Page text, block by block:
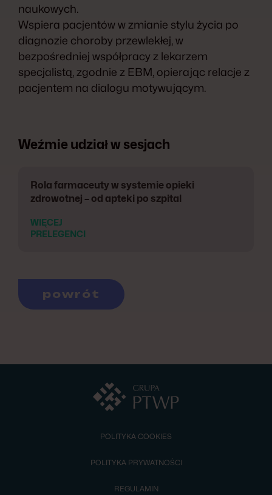
naukowych.
Wspiera pacjentów w zmianie stylu życia po
diagnozie choroby przewlekłej, w
bezpośredniej współpracy z lekarzem
specjalistą, zgodnie z EBM, opierając relacje z
pacjentem na dialogu motywującym.
Weźmie udział w sesjach
Rola farmaceuty w systemie opieki
zdrowotnej – od apteki po szpital
WIĘCEJ
PRELEGENCI
powrót
POLITYKA COOKIES
POLITYKA PRYWATNOŚCI
REGULAMIN